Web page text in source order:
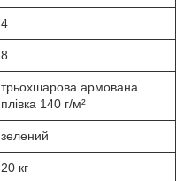
4
8
трьохшарова армована
плівка 140 г/м²
зелений
20 кг